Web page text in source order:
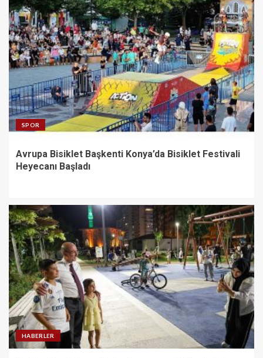
SPOR
Avrupa Bisiklet Başkenti Konya’da Bisiklet Festivali
Heyecanı Başladı
HABERLER